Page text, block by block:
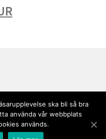
ska bli så bra
använda vår webbplats
används.